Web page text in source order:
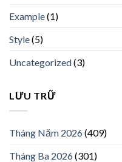
Example(1)
Style(5)
Uncategorized(3)
LƯU TRỮ
Tháng Năm 2026(409)
Tháng Ba 2026(301)